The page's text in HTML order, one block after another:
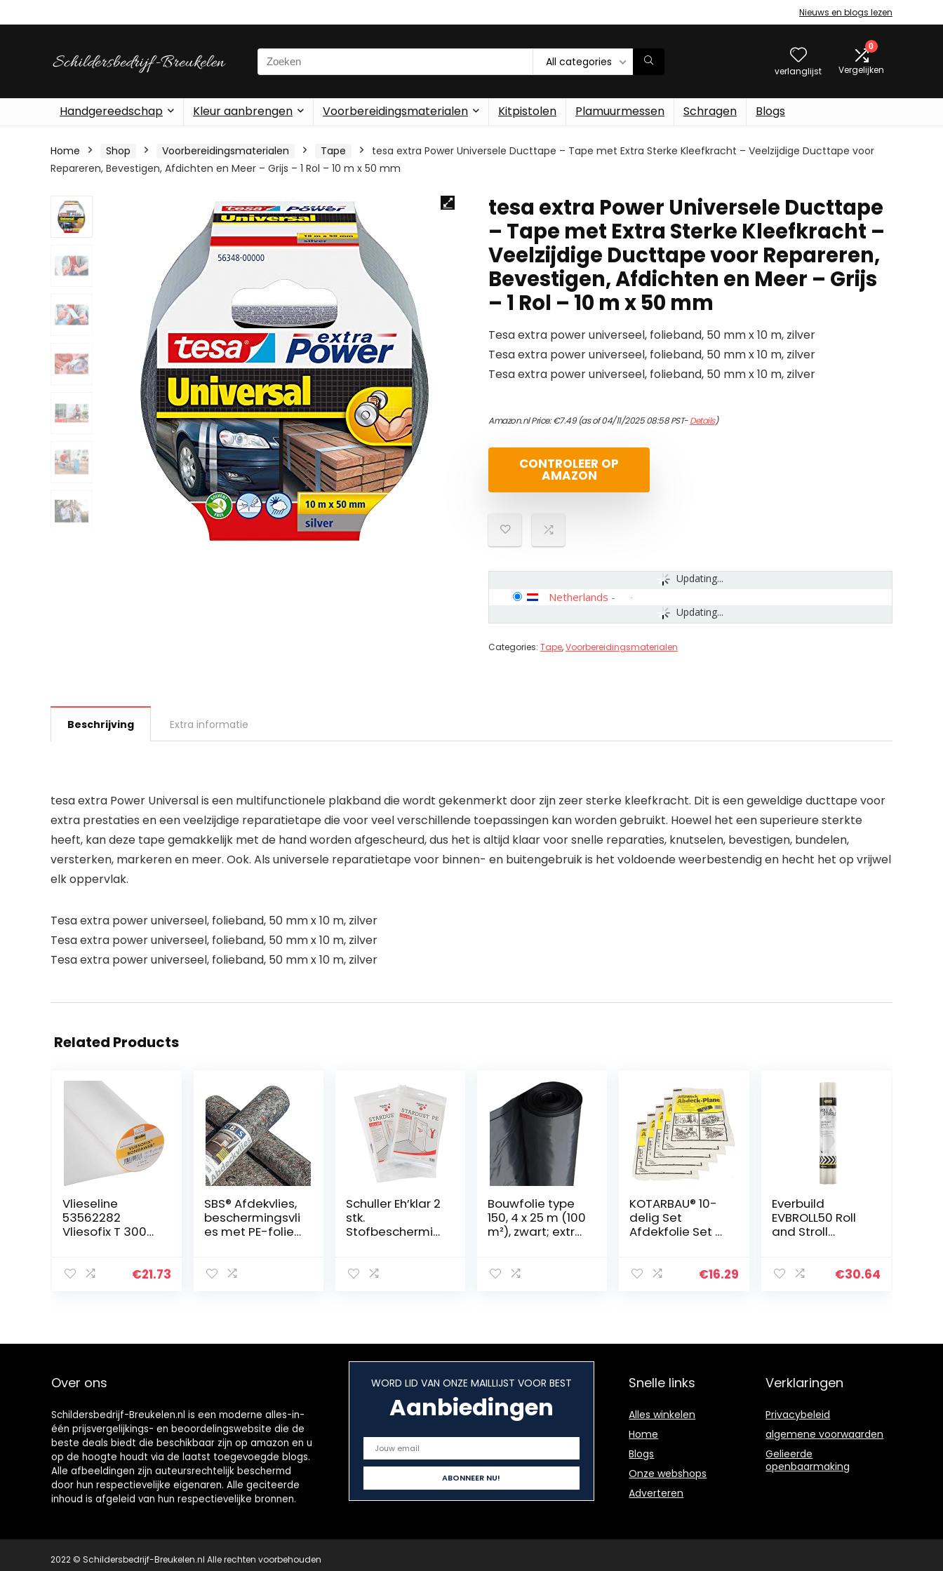
Nieuws en blogs lezen
Search
for:
All categories
verlanglijst
0
Vergelijken
Handgereedschap Kleur aanbrengen Voorbereidingsmaterialen Kitpistolen Plamuurmessen Schragen Blogs
Home Shop Voorbereidingsmaterialen Tape
tesa extra Power Universele Ducttape – Tape met Extra Sterke Kleefkracht – Veelzijdige Ducttape voor
Repareren, Bevestigen, Afdichten en Meer – Grijs – 1 Rol – 10 m x 50 mm
tesa extra Power Universele Ducttape
– Tape met Extra Sterke Kleefkracht –
Veelzijdige Ducttape voor Repareren,
Bevestigen, Afdichten en Meer – Grijs
– 1 Rol – 10 m x 50 mm
Tesa extra power universeel, folieband, 50 mm x 10 m, zilver
Tesa extra power universeel, folieband, 50 mm x 10 m, zilver
Tesa extra power universeel, folieband, 50 mm x 10 m, zilver
Amazon.nl Price:€7.49(as of 04/11/2025 08:58 PST-Details)
CONTROLEER OP
AMAZON
Updating...
Updating...
Netherlands -
Categories: Tape,Voorbereidingsmaterialen
Beschrijving Extra informatie
tesa extra Power Universal is een multifunctionele plakband die wordt gekenmerkt door zijn zeer sterke kleefkracht. Dit is een geweldige ducttape voor
extra prestaties en een veelzijdige reparatietape die voor veel verschillende toepassingen kan worden gebruikt. Hoewel het een superieure sterkte
heeft, kan deze tape gemakkelijk met de hand worden afgescheurd, dus het is altijd klaar voor snelle reparaties, knutselen, bevestigen, bundelen,
versterken, markeren en meer. Ook. Als universele reparatietape voor binnen- en buitengebruik is het voldoende weerbestendig en hecht het op vrijwel
elk oppervlak.
Tesa extra power universeel, folieband, 50 mm x 10 m, zilver
Tesa extra power universeel, folieband, 50 mm x 10 m, zilver
Tesa extra power universeel, folieband, 50 mm x 10 m, zilver
Related Products
Vlieseline
53562282
Vliesofix T 300
30 cm x 5 m €21.73
SBS® Afdekvlies,
beschermingsvli
es met PE-folie,
Schuller Eh’klar 2
stk.
Stofbeschermin
industrie 1,12 x
polypropyleen
met ritssluiting
te openen
Bouwfolie type
150, 4 x 25 m (100
m²), zwart; extra
afdekfolie;
KOTARBAU® 10-
delig Set
Afdekfolie Set –
Transparant –
Binnen En Buiten
Oppervlakken
€16.29
Everbuild
EVBROLL50 Roll
and Stroll
tapijtbescherm
€30.64
Over ons
Schildersbedrijf-Breukelen.nl is een moderne alles-in-
één prijsvergelijkings- en beoordelingswebsite die de
beste deals biedt die beschikbaar zijn op amazon en u
op de hoogte houdt via de laatst toegevoegde blogs.
Alle afbeeldingen zijn auteursrechtelijk beschermd
door hun respectievelijke eigenaren. Alle geciteerde
inhoud is afgeleid van hun respectievelijke bronnen.
WORD LID VAN ONZE MAILLIJST VOOR BEST
Aanbiedingen
Snelle links
Alles winkelen
Home
Blogs
Onze webshops
Adverteren
Verklaringen
Privacybeleid
algemene voorwaarden
Gelieerde
openbaarmaking
2022 © Schildersbedrijf-Breukelen.nl Alle rechten voorbehouden